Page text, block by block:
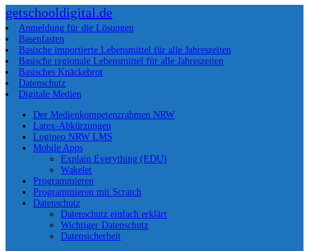
getschooldigital.de
Anmeldung für die Lösungen
Basenfasten
Basische importierte Lebensmittel für alle Jahreszeiten
Basische regionale Lebensmittel für alle Jahreszeiten
Basisches Knäckebrot
Datenschutz
Digitale Medien
Der Medienkompetenzrahmen NRW
Latex-Abkürzungen
Logineo NRW LMS
Mobile Apps
Explain Everything (EDU)
Wakelet
Programmieren
Programmieren mit Scratch
Datenschutz
Datenschutz einfach erklärt
Wichtiger Datenschutz
Datensicherheit